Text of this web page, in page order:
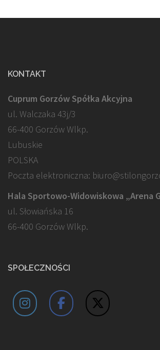
KONTAKT
Cuprum Gorzów Spółka Akcyjna
ul. Walczaka 43j/3
66-400 Gorzów Wlkp.
Lubuskie
POLSKA
Poczta elektroniczna:
Hala Sportowo-Widowiskowa „Arena
ul. Słowiańska 16
66-400 Gorzów Wlkp.
SPOŁECZNOŚCI